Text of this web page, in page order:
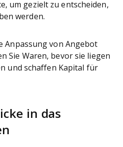
um gezielt zu entscheiden,
werden.
Anpassung von Angebot
Sie Waren, bevor sie liegen
und schaffen Kapital für
in das